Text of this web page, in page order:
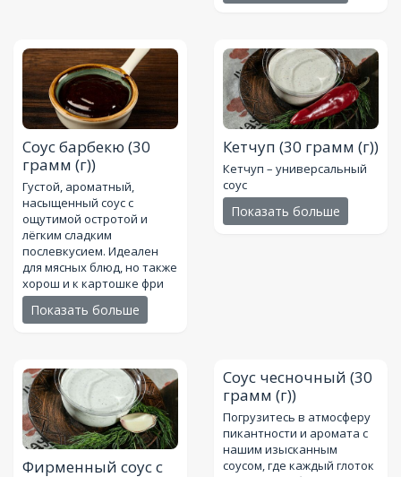
Соус барбекю (30
грамм (г))
Густой, ароматный,
насыщенный соус с
ощутимой остротой и
лёгким сладким
послевкусием. Идеален
для мясных блюд, но также
хорош и к картошке фри
Показать больше
Кетчуп (30 грамм (г))
Кетчуп – универсальный
соус
Показать больше
Фирменный соус с
Соус чесночный (30
грамм (г))
Погрузитесь в атмосферу
пикантности и аромата с
нашим изысканным
соусом, где каждый глоток